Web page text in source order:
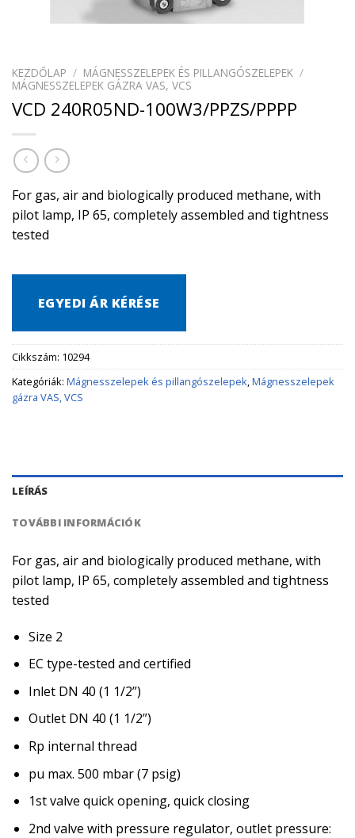
KEZDŐLAP / MÁGNESSZELEPEK ÉS PILLANGÓSZELEPEK /
MÁGNESSZELEPEK GÁZRA VAS, VCS
VCD 240R05ND-100W3/PPZS/PPPP
For gas, air and biologically produced methane, with
pilot lamp, IP 65, completely assembled and tightness
tested
EGYEDI ÁR KÉRÉSE
Cikkszám: 10294
Kategóriák: Mágnesszelepek és pillangószelepek,Mágnesszelepek
gázra VAS, VCS
LEÍRÁS
TOVÁBBI INFORMÁCIÓK
For gas, air and biologically produced methane, with
pilot lamp, IP 65, completely assembled and tightness
tested
Size 2
EC type-tested and certified
Inlet DN 40 (1 1/2”)
Outlet DN 40 (1 1/2”)
Rp internal thread
pu max. 500 mbar (7 psig)
1st valve quick opening, quick closing
2nd valve with pressure regulator, outlet pressure: